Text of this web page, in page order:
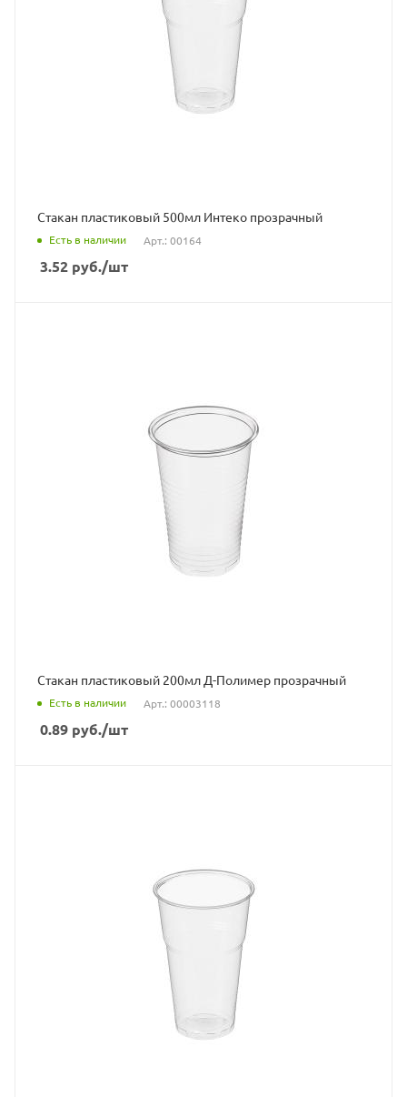
Стакан пластиковый 500мл Интеко прозрачный
Есть в наличии Арт.: 00164
3.52 руб./шт
Стакан пластиковый 200мл Д-Полимер прозрачный
Есть в наличии Арт.: 00003118
0.89 руб./шт